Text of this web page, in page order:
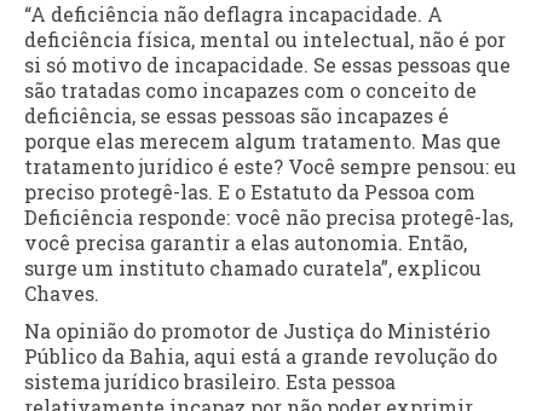
“A deficiência não deflagra incapacidade. A
deficiência física, mental ou intelectual, não é por
si só motivo de incapacidade. Se essas pessoas que
são tratadas como incapazes com o conceito de
deficiência, se essas pessoas são incapazes é
porque elas merecem algum tratamento. Mas que
tratamento jurídico é este? Você sempre pensou: eu
preciso protegê-las. E o Estatuto da Pessoa com
Deficiência responde: você não precisa protegê-las,
você precisa garantir a elas autonomia. Então,
surge um instituto chamado curatela”, explicou
Chaves.
Na opinião do promotor de Justiça do Ministério
Público da Bahia, aqui está a grande revolução do
sistema jurídico brasileiro. Esta pessoa